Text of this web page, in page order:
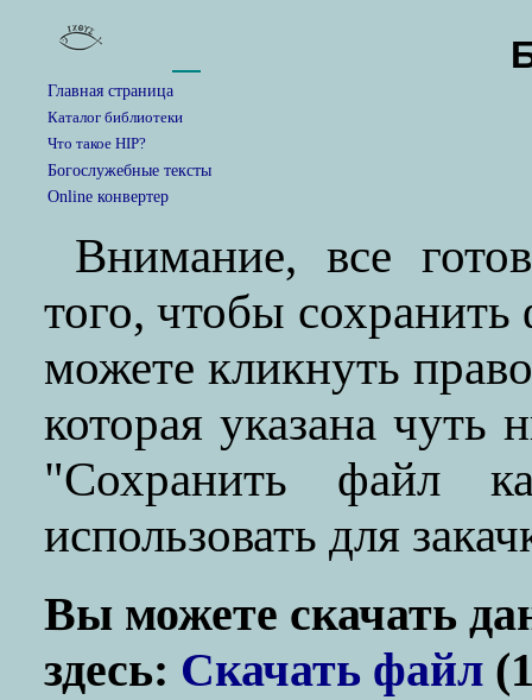
Главная страница
Каталог библиотеки
Что такое HIP?
Богослужебные тексты
Online конвертер
Внимание, все
того, чтобы
можете кликнуть
которая указана
"Сохранить файл
использовать для
Вы можете скачать
здесь: Скачать файл